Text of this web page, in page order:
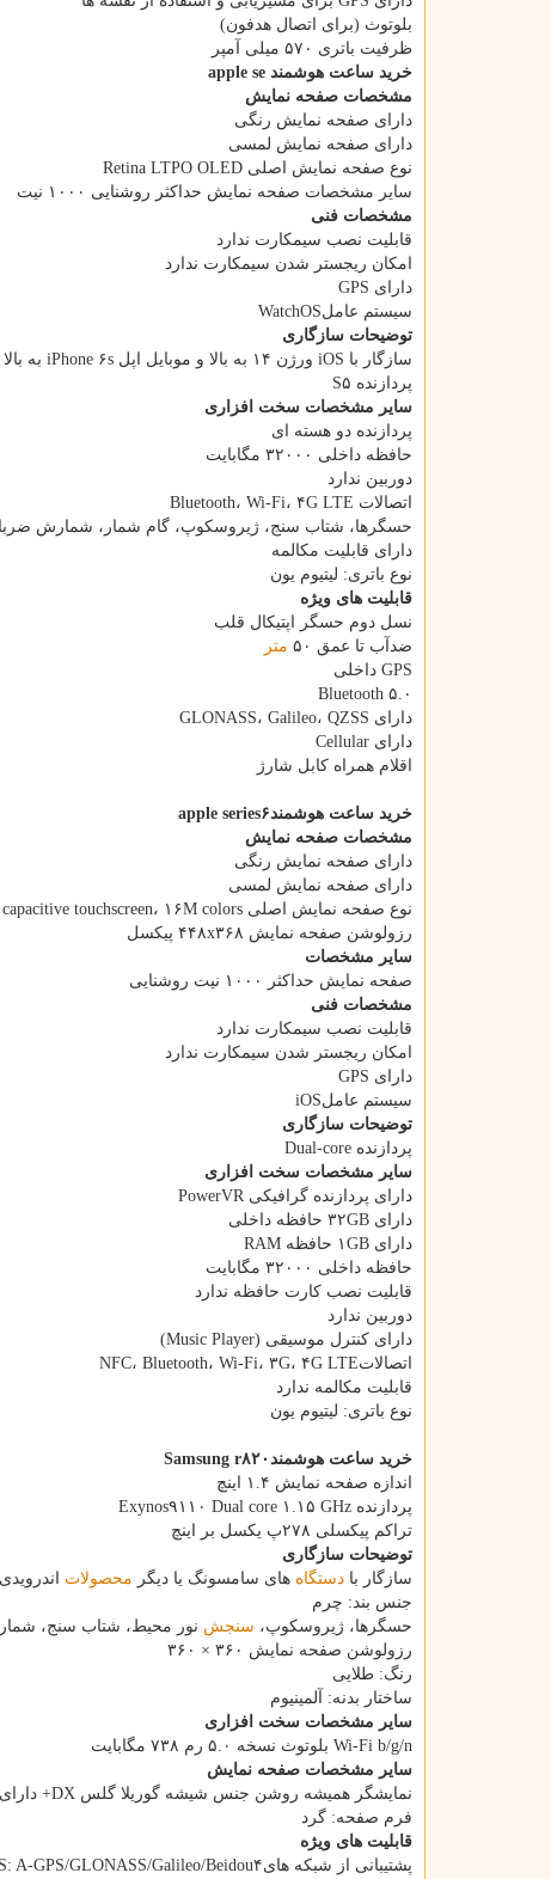
بلوتوث (برای اتصال هدفون)
ظرفیت باتری ۵۷۰ میلی آمپر
خرید ساعت هوشمند apple se
مشخصات صفحه نمایش
دارای صفحه نمایش رنگی
دارای صفحه نمایش لمسی
نوع صفحه نمایش اصلی Retina LTPO OLED
سایر مشخصات صفحه نمایش حداکثر روشنایی ۱۰۰۰ نیت
مشخصات فنی
قابلیت نصب سیمکارت ندارد
امکان ریجستر شدن سیمکارت ندارد
دارای GPS
سیستم عاملWatchOS
توضیحات سازگاری
سازگار با iOS ورژن ۱۴ به بالا و موبایل اپل iPhone ۶s به بالا
پردازنده S۵
سایر مشخصات سخت افزاری
پردازنده دو هسته ای
حافظه داخلی ۳۲۰۰۰ مگابایت
دوربین ندارد
اتصالات Bluetooth، Wi-Fi، ۴G LTE
حسگرها، شتاب سنج، ژیروسکوپ، گام شمار، شمارش
دارای قابلیت مکالمه
نوع باتری: لیتیوم یون
قابلیت های ویژه
نسل دوم حسگر اپتیکال قلب
ضدآب تا عمق ۵۰
متر
GPS داخلی
Bluetooth ۵.۰
دارای GLONASS، Galileo، QZSS
دارای Cellular
اقلام همراه کابل شارژ
خرید ساعت هوشمندapple series۶
مشخصات صفحه نمایش
دارای صفحه نمایش رنگی
دارای صفحه نمایش لمسی
نوع صفحه نمایش اصلی Retina LTPO OLED capacitive touchscreen، ۱۶M colors
رزولوشن صفحه نمایش ۴۴۸x۳۶۸ پیکسل
سایر مشخصات
صفحه نمایش حداکثر ۱۰۰۰ نیت روشنایی
مشخصات فنی
قابلیت نصب سیمکارت ندارد
امکان ریجستر شدن سیمکارت ندارد
دارای GPS
سیستم عاملiOS
توضیحات سازگاری
پردازنده Dual-core
سایر مشخصات سخت افزاری
دارای پردازنده گرافیکی PowerVR
دارای ۳۲GB حافظه داخلی
دارای ۱GB حافظه RAM
حافظه داخلی ۳۲۰۰۰ مگابایت
قابلیت نصب کارت حافظه ندارد
دوربین ندارد
دارای کنترل موسیقی (Music Player)
اتصالاتNFC، Bluetooth، Wi-Fi، ۳G، ۴G LTE
قابلیت مکالمه ندارد
نوع باتری: لیتیوم یون
خرید ساعت هوشمندSamsung r۸۲۰
اندازه صفحه نمایش ۱.۴ اینچ
پردازنده Exynos۹۱۱۰ Dual core ۱.۱۵ GHz
تراکم پیکسلی ۲۷۸پ یکسل بر اینچ
توضیحات سازگاری
سازگار با دستگاه های سامسونگ یا دیگر محصولات اندرویدی مجهز
جنس بند: چرم
حسگرها، ژیروسکوپ، سنجش نور محیط، شتاب سنج،
رزولوشن صفحه نمایش ۳۶۰ × ۳۶۰
رنگ: طلایی
ساختار بدنه: آلمینیوم
سایر مشخصات سخت افزاری
Wi-Fi b/g/n بلوتوث نسخه ۵.۰ رم ۷۳۸ مگابایت
سایر مشخصات صفحه نمایش
نمایشگر همیشه روشن جنس شیشه گوریلا گلس DX+ دارای بند فلورولاستومر (FKM)
فرم صفحه: گرد
قابلیت های ویژه
پشتیبانی از شبکه هایGPS: A-GPS/GLONASS/Galileo/Beidou۴